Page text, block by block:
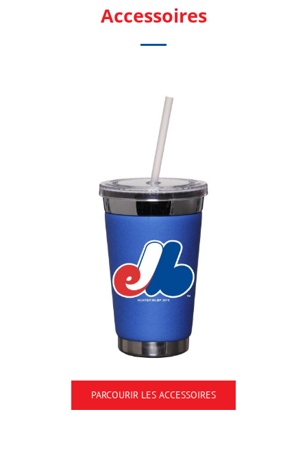
Accessoires
PARCOURIR LES ACCESSOIRES